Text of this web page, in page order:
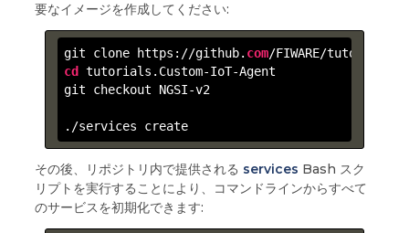
要なイメージを作成してください:
git clone https: //github. com
cd
tutorials.Custom-IoT-Agent
git checkout NGSI-v2
./services create
その後、リポジトリ内で提供される services Bash スク
リプトを実行することにより、コマンドラインからすべて
のサービスを初期化できます: